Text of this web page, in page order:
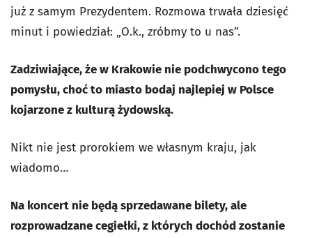
już z samym Prezydentem. Rozmowa trwała dziesięć
minut i powiedział: „O.k., zróbmy to u nas”.
Zadziwiające, że w Krakowie nie podchwycono tego
pomysłu, choć to miasto bodaj najlepiej w Polsce
kojarzone z kulturą żydowską.
Nikt nie jest prorokiem we własnym kraju, jak
wiadomo…
Na koncert nie będą sprzedawane bilety, ale
rozprowadzane cegiełki, z których dochód zostanie